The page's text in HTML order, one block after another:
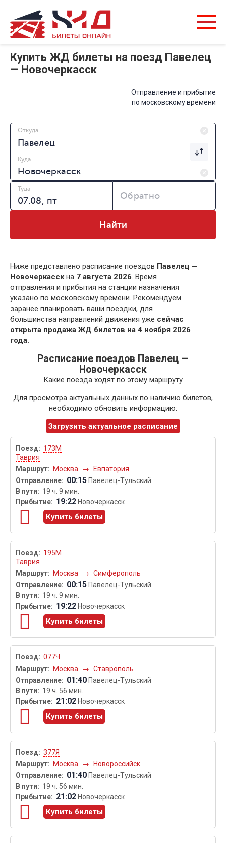
Купить ЖД билеты на поезд Павелец
— Новочеркасск
Отправление и прибытие
по московскому времени
Откуда
Куда
Туда
Обратно
Найти
Ниже представлено расписание поездов Павелец —
Новочеркасскна 7 августа 2026. Время
отправления и прибытия на станции назначения
указано по московскому времени. Рекомендуем
заранее планировать ваши поездки, для
большинства направлений движения уже сейчас
открыта продажа ЖД билетов на 4 ноября 2026
года.
Расписание поездов Павелец —
Новочеркасск
Какие поезда ходят по этому маршруту
Для просмотра актуальных данных по наличию билетов,
необходимо обновить информацию:
Загрузить актуальное расписание
173М
Таврия
Москва
→ Евпатория
00:15 Павелец-Тульский
19 ч. 9 мин.
19:22 Новочеркасск
Купить билеты
195М
Таврия
Москва
→ Симферополь
00:15 Павелец-Тульский
19 ч. 9 мин.
19:22 Новочеркасск
Купить билеты
077Ч
Москва
→ Ставрополь
01:40 Павелец-Тульский
19 ч. 56 мин.
21:02 Новочеркасск
Купить билеты
377Я
Москва
→ Новороссийск
01:40 Павелец-Тульский
19 ч. 56 мин.
21:02 Новочеркасск
Купить билеты